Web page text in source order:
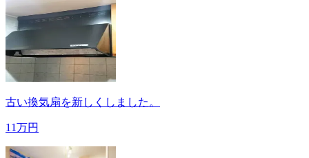
古い換気扇を新しくしました。
11万円